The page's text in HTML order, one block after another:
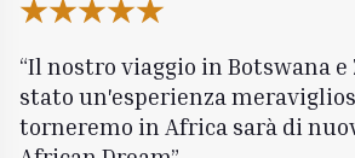
Il nostro viaggio in Botswana e
stato un'esperienza
torneremo in Africa sarà di